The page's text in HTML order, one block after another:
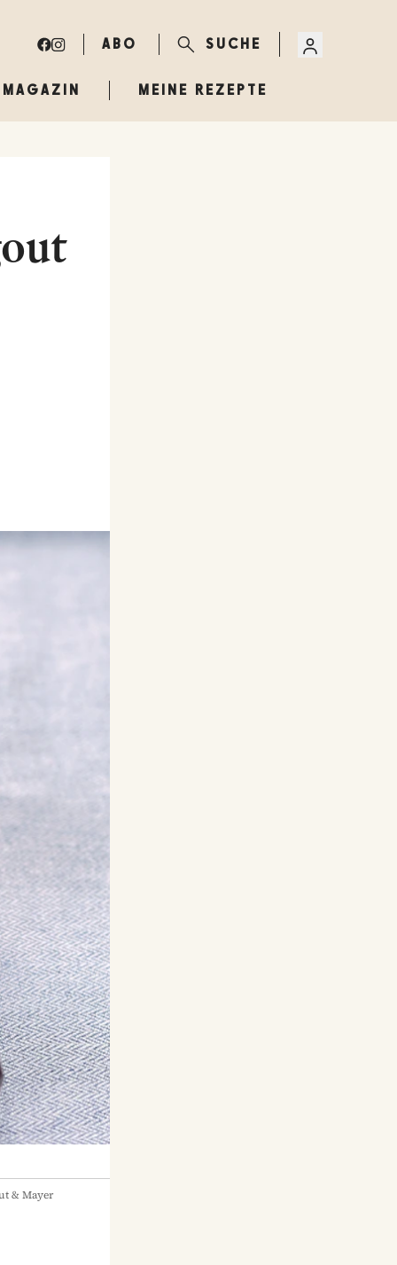
ABO SUCHE
MAGAZIN MEINE REZEPTE
& Mayer